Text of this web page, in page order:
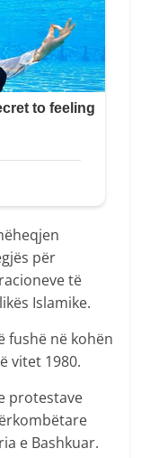
për
të
Islamike.
fushë në kohën
vitet 1980.
protestave
e Bashkuar.